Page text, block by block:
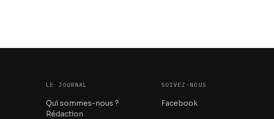
LE JOURNAL
Qui sommes-nous ?
Rédaction
SUIVEZ-NOUS
Facebook